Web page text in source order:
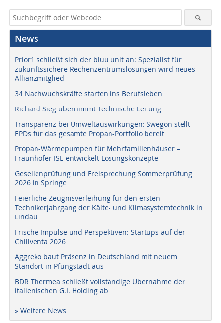
News
Prior1 schließt sich der bluu unit an: Spezialist für
zukunftssichere Rechenzentrumslösungen wird neues
Allianzmitglied
34 Nachwuchskräfte starten ins Berufsleben
Richard Sieg übernimmt Technische Leitung
Transparenz bei Umweltauswirkungen: Swegon stellt
EPDs für das gesamte Propan-Portfolio bereit
Propan-Wärmepumpen für Mehrfamilienhäuser –
Fraunhofer ISE entwickelt Lösungskonzepte
Gesellenprüfung und Freisprechung Sommerprüfung
2026 in Springe
Feierliche Zeugnisverleihung für den ersten
Technikerjahrgang der Kälte- und Klimasystemtechnik in
Lindau
Frische Impulse und Perspektiven: Startups auf der
Chillventa 2026
Aggreko baut Präsenz in Deutschland mit neuem
Standort in Pfungstadt aus
BDR Thermea schließt vollständige Übernahme der
italienischen G.I. Holding ab
» Weitere News